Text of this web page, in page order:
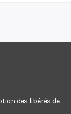
des libérés de